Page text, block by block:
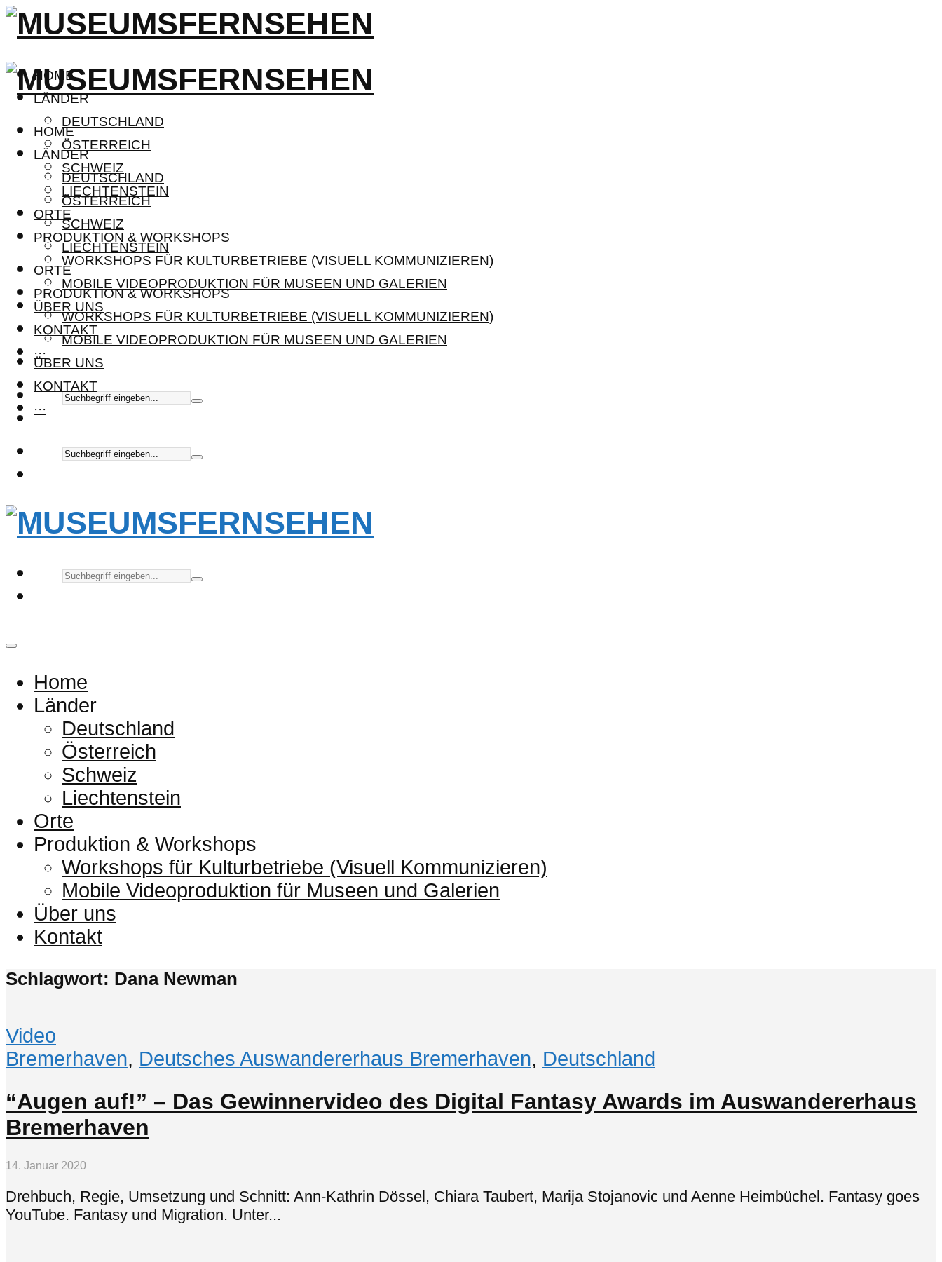
HOME
LÄNDER
DEUTSCHLAND
ÖSTERREICH
SCHWEIZ
LIECHTENSTEIN
ORTE
PRODUKTION & WORKSHOPS
WORKSHOPS FÜR KULTURBETRIEBE (VISUELL KOMMUNIZIEREN)
MOBILE VIDEOPRODUKTION FÜR MUSEEN UND GALERIEN
ÜBER UNS
KONTAKT
···
HOME
LÄNDER
DEUTSCHLAND
ÖSTERREICH
SCHWEIZ
LIECHTENSTEIN
ORTE
PRODUKTION & WORKSHOPS
WORKSHOPS FÜR KULTURBETRIEBE (VISUELL KOMMUNIZIEREN)
MOBILE VIDEOPRODUKTION FÜR MUSEEN UND GALERIEN
ÜBER UNS
KONTAKT
···
Home
Länder
Deutschland
Österreich
Schweiz
Liechtenstein
Orte
Produktion & Workshops
Workshops für Kulturbetriebe (Visuell Kommunizieren)
Mobile Videoproduktion für Museen und Galerien
Über uns
Kontakt
Schlagwort: Dana Newman
Video
Bremerhaven, Deutsches Auswandererhaus Bremerhaven, Deutschland
“Augen auf!” – Das Gewinnervideo des Digital Fantasy Awards im Auswandererhaus
Bremerhaven
14. Januar 2020
Drehbuch, Regie, Umsetzung und Schnitt: Ann-Kathrin Dössel, Chiara Taubert, Marija Stojanovic und Aenne Heimbüchel. Fantasy goes
YouTube. Fantasy und Migration. Unter...